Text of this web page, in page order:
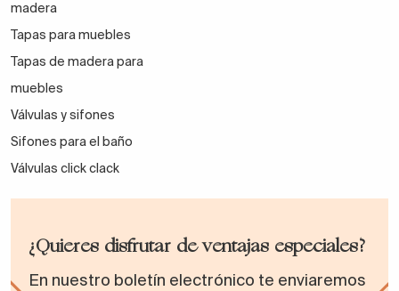
madera
Tapas para muebles
Tapas de madera para
muebles
Válvulas y sifones
Sifones para el baño
Válvulas click clack
¿Quieres disfrutar de ventajas especiales?
En nuestro boletín electrónico te enviaremos